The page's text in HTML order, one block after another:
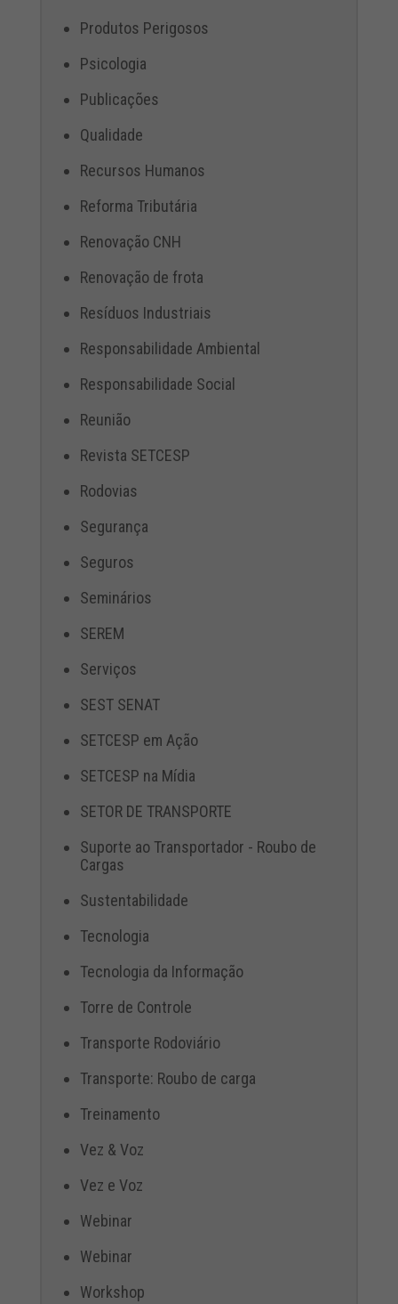
Produtos Perigosos
Psicologia
Publicações
Qualidade
Recursos Humanos
Reforma Tributária
Renovação CNH
Renovação de frota
Resíduos Industriais
Responsabilidade Ambiental
Responsabilidade Social
Reunião
Revista SETCESP
Rodovias
Segurança
Seguros
Seminários
SEREM
Serviços
SEST SENAT
SETCESP em Ação
SETCESP na Mídia
SETOR DE TRANSPORTE
Suporte ao Transportador - Roubo de
Cargas
Sustentabilidade
Tecnologia
Tecnologia da Informação
Torre de Controle
Transporte Rodoviário
Transporte: Roubo de carga
Treinamento
Vez & Voz
Vez e Voz
Webinar
Webinar
Workshop